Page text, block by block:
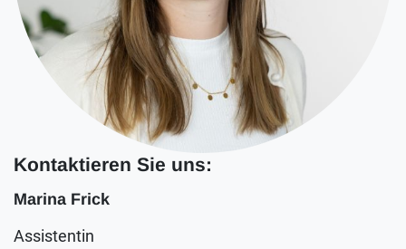
Kontaktieren Sie uns:
Marina Frick
Assistentin